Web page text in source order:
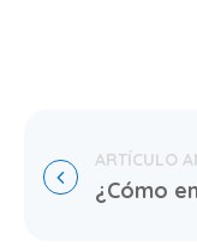
¿Cómo